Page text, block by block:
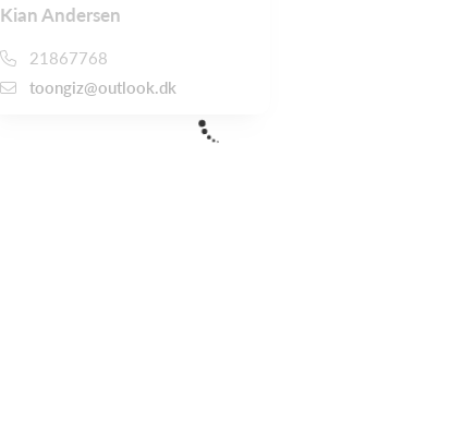
Kian Andersen
21867768
toongiz@outlook.dk